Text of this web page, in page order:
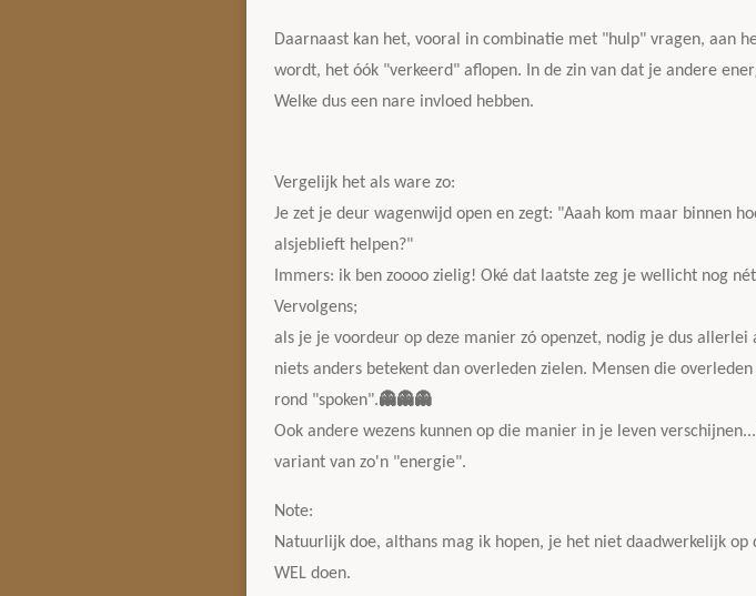
Daarnaast kan het, vooral in combinatie met "hulp" vragen, aan
wordt, het óók "verkeerd" aflopen. In de zin van dat je andere
Welke dus een nare invloed hebben.
Vergelijk het als ware zo:
Je zet je deur wagenwijd open en zegt: "Aaah kom maar binnen
alsjeblieft helpen?"
Immers: ik ben zoooo zielig! Oké dat laatste zeg je wellicht nog
Vervolgens;
als je je voordeur op deze manier zó openzet, nodig je dus
niets anders betekent dan overleden zielen. Mensen die
rond "spoken".👻👻👻
Ook andere wezens kunnen op die manier in je leven
variant van zo'n "energie".
Note:
Natuurlijk doe, althans mag ik hopen, je het niet daadwerkelijk
WEL doen.